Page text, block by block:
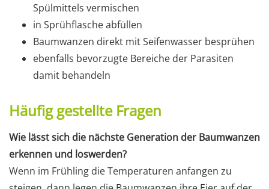
Spülmittels vermischen
in Sprühflasche abfüllen
Baumwanzen direkt mit Seifenwasser besprühen
ebenfalls bevorzugte Bereiche der Parasiten
damit behandeln
Häufig gestellte Fragen
Wie lässt sich die nächste Generation der Baumwanzen
erkennen und loswerden?
Wenn im Frühling die Temperaturen anfangen zu